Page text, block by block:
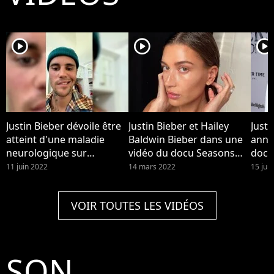
player2
Justin Bieber dévoile être
atteint d'une maladie
neurologique sur
Instagram le vendredi 10
11 juin 2022
player2
Justin Bieber et Hailey
Baldwin Bieber dans une
vidéo du docu Seasons
dispo sur YouTube. Hailey
après un caillot cérébral,
avec des symptômes
similaires à un AVC, elle
14 mars 2022
player2
15
VOIR TOUTES LES VIDÉOS